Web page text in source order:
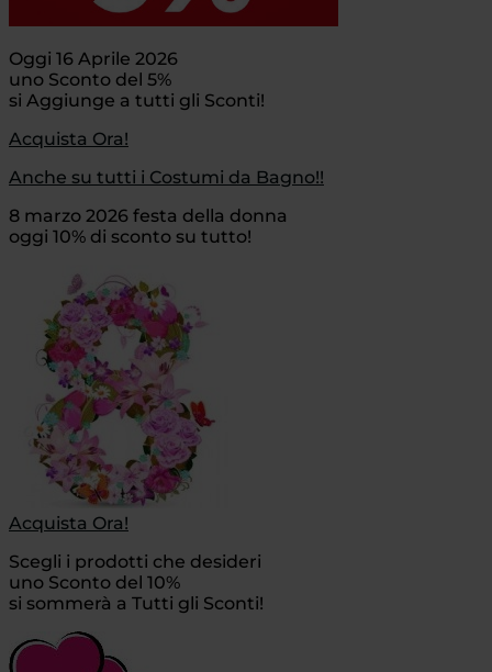
Oggi 16 Aprile 2026
uno Sconto del 5%
si Aggiunge a tutti gli Sconti!
Acquista Ora!
Anche su tutti i Costumi da Bagno!!
8 marzo 2026 festa della donna
oggi 10% di sconto su tutto!
Acquista Ora!
Scegli i prodotti che desideri
uno Sconto del 10%
si sommerà a Tutti gli Sconti!